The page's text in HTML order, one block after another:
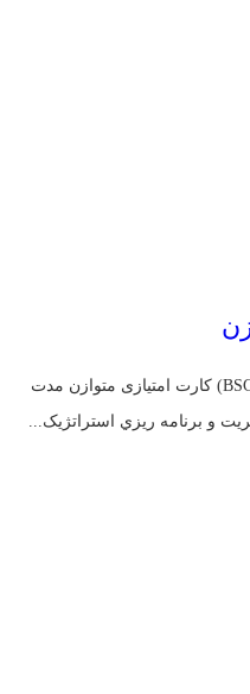
(BSC) کارت امتیازی متوازن نام دوره: (BSC) کارت امتیازی متوازن مدت